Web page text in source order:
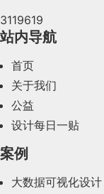
2024年4月(44)
2024年2月(58)
3119619
站内导航
首页
关于我们
公益
设计每日一贴
案例
大数据可视化设计